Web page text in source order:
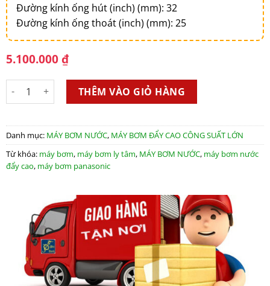
Đường kính ống hút (inch) (mm): 32
Đường kính ống thoát (inch) (mm): 25
5.100.000₫
Máy bơm nước ly tâm Panasonic 1480W GP-20HCN1SVN số
THÊM VÀO GIỎ HÀNG
Danh mục: MÁY BƠM NƯỚC, MÁY BƠM ĐẨY CAO CÔNG SUẤT LỚN
Từ khóa: máy bơm, máy bơm ly tâm, MÁY BƠM NƯỚC, máy bơm nước
đẩy cao, máy bơm panasonic